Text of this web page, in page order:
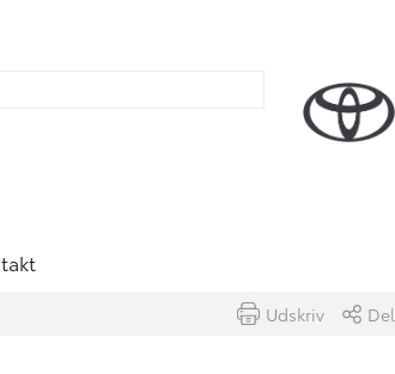
Udskriv Del